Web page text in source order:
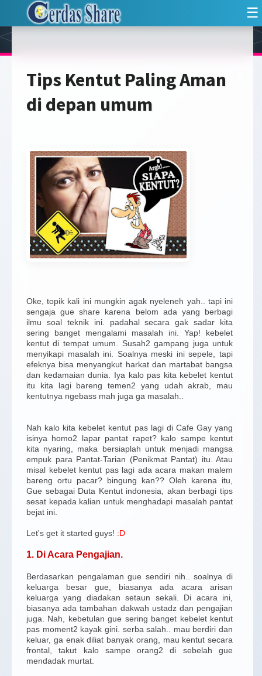
☰
Tips Kentut Paling Aman
di depan umum
Oke, topik kali ini mungkin agak nyeleneh yah.. tapi ini
sengaja gue share karena belom ada yang berbagi
ilmu soal teknik ini. padahal secara gak sadar kita
sering banget mengalami masalah ini. Yap! kebelet
kentut di tempat umum. Susah2 gampang juga untuk
menyikapi masalah ini. Soalnya meski ini sepele, tapi
efeknya bisa menyangkut harkat dan martabat bangsa
dan kedamaian dunia. Iya kalo pas kita kebelet kentut
itu kita lagi bareng temen2 yang udah akrab, mau
kentutnya ngebass mah juga ga masalah..
Nah kalo kita kebelet kentut pas lagi di Cafe Gay yang
isinya homo2 lapar pantat rapet? kalo sampe kentut
kita nyaring, maka bersiaplah untuk menjadi mangsa
empuk para Pantat-Tarian (Penikmat Pantat) itu. Atau
misal kebelet kentut pas lagi ada acara makan malem
bareng ortu pacar? bingung kan?? Oleh karena itu,
Gue sebagai Duta Kentut indonesia, akan berbagi tips
sesat kepada kalian untuk menghadapi masalah pantat
bejat ini.
Let's get it started guys! :D
1. Di Acara Pengajian.
Berdasarkan pengalaman gue sendiri nih.. soalnya di
keluarga besar gue, biasanya ada acara arisan
keluarga yang diadakan setaun sekali. Di acara ini,
biasanya ada tambahan dakwah ustadz dan pengajian
juga. Nah, kebetulan gue sering banget kebelet kentut
pas moment2 kayak gini. serba salah.. mau berdiri dan
keluar, ga enak diliat banyak orang, mau kentut secara
frontal, takut kalo sampe orang2 di sebelah gue
mendadak murtat.